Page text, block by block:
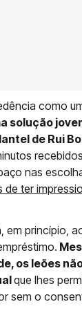
como
solução
de Rui
nas
de ter
em princípio,
os leões
que lhes
sem o